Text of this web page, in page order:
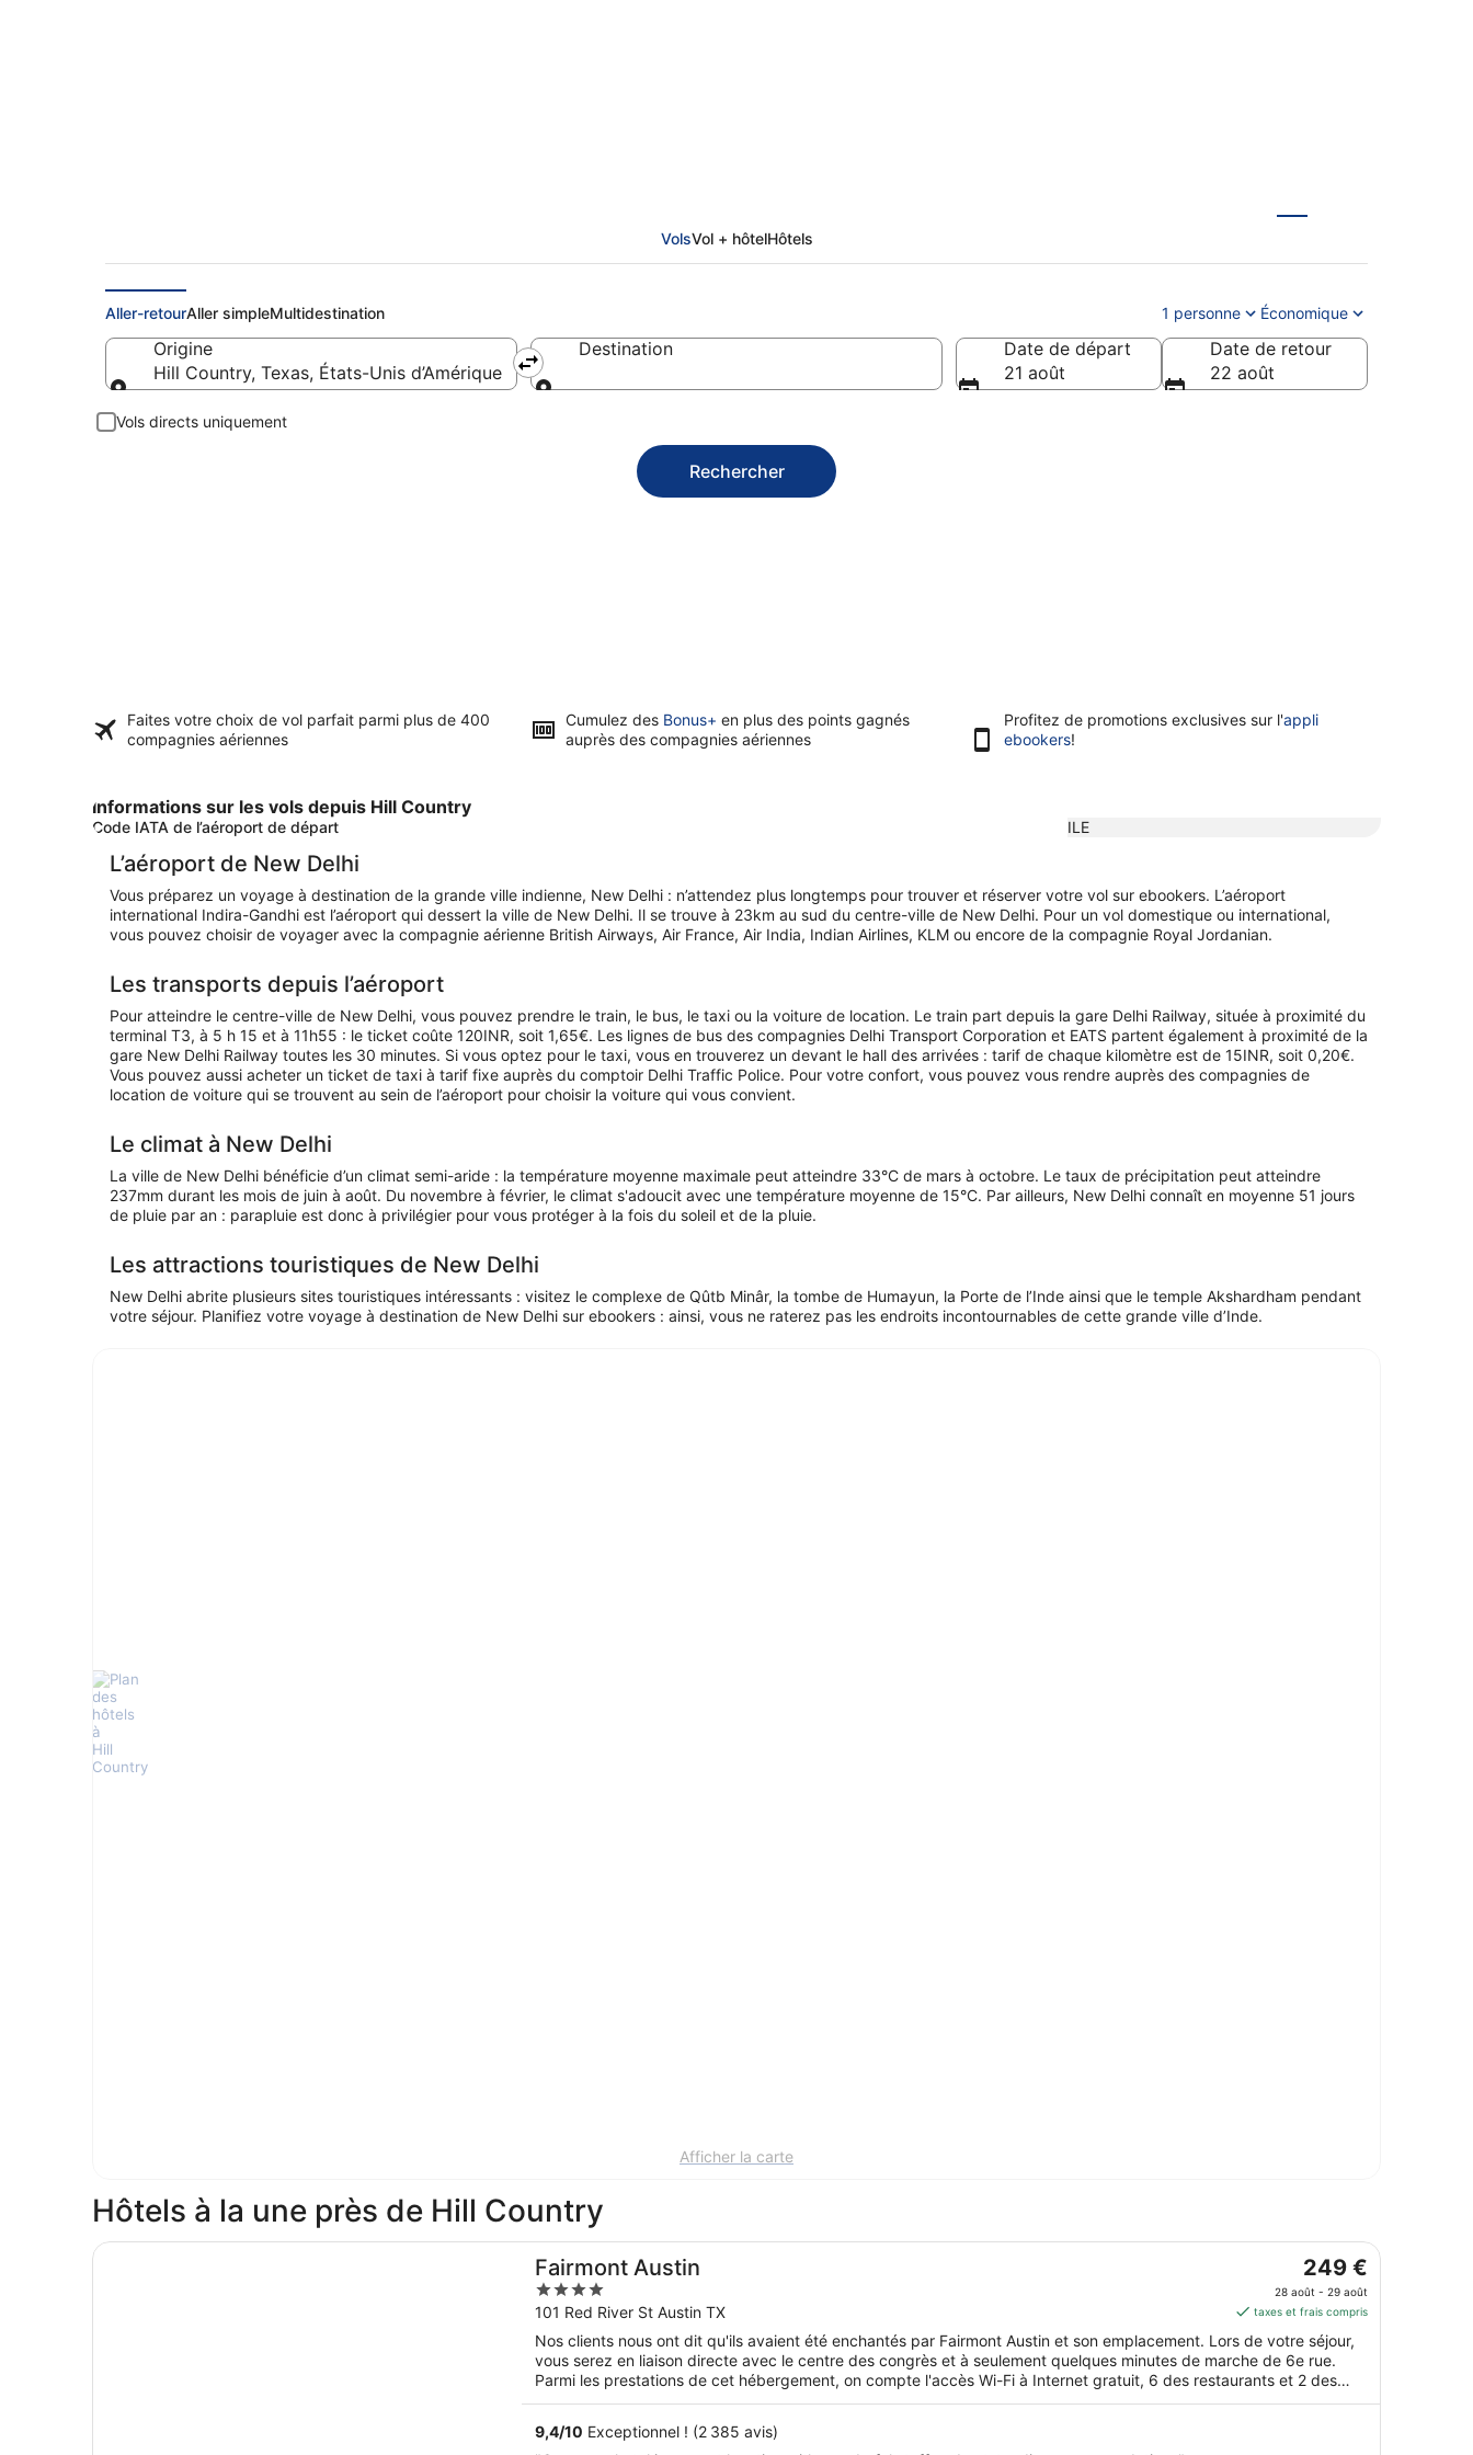
VolsVol + hôtelHôtels
Aller-retourAller simpleMultidestination 1 personne Économique
Origine
Hill Country, Texas, États-Unis d’Amérique
Destination
Date de départ
21 août
Date de retour
22 août
Vols directs uniquement
Rechercher
Faites votre choix de vol parfait parmi plus de 400
compagnies aériennes
Cumulez des Bonus+ en plus des points gagnés
auprès des compagnies aériennes
Profitez de promotions exclusives sur l'appli
ebookers!
Informations sur les vols depuis Hill Country
Code IATA de l’aéroport de départ ILE
L’aéroport de New Delhi
Vous préparez un voyage à destination de la grande ville indienne, New Delhi : n’attendez plus longtemps pour trouver et réserver votre vol sur ebookers. L’aéroport
international Indira-Gandhi est l’aéroport qui dessert la ville de New Delhi. Il se trouve à 23km au sud du centre-ville de New Delhi. Pour un vol domestique ou international,
vous pouvez choisir de voyager avec la compagnie aérienne British Airways, Air France, Air India, Indian Airlines, KLM ou encore de la compagnie Royal Jordanian.
Les transports depuis l’aéroport
Pour atteindre le centre-ville de New Delhi, vous pouvez prendre le train, le bus, le taxi ou la voiture de location. Le train part depuis la gare Delhi Railway, située à proximité du
terminal T3, à 5 h 15 et à 11h55 : le ticket coûte 120INR, soit 1,65€. Les lignes de bus des compagnies Delhi Transport Corporation et EATS partent également à proximité de la
gare New Delhi Railway toutes les 30 minutes. Si vous optez pour le taxi, vous en trouverez un devant le hall des arrivées : tarif de chaque kilomètre est de 15INR, soit 0,20€.
Vous pouvez aussi acheter un ticket de taxi à tarif fixe auprès du comptoir Delhi Traffic Police. Pour votre confort, vous pouvez vous rendre auprès des compagnies de
location de voiture qui se trouvent au sein de l’aéroport pour choisir la voiture qui vous convient.
Le climat à New Delhi
La ville de New Delhi bénéficie d’un climat semi-aride : la température moyenne maximale peut atteindre 33°C de mars à octobre. Le taux de précipitation peut atteindre
237mm durant les mois de juin à août. Du novembre à février, le climat s'adoucit avec une température moyenne de 15°C. Par ailleurs, New Delhi connaît en moyenne 51 jours
de pluie par an : parapluie est donc à privilégier pour vous protéger à la fois du soleil et de la pluie.
Les attractions touristiques de New Delhi
New Delhi abrite plusieurs sites touristiques intéressants : visitez le complexe de Qûtb Minâr, la tombe de Humayun, la Porte de l’Inde ainsi que le temple Akshardham pendant
votre séjour. Planifiez votre voyage à destination de New Delhi sur ebookers : ainsi, vous ne raterez pas les endroits incontournables de cette grande ville d’Inde.
Afficher la carte
Hôtels à la une près de Hill Country
Fairmont Austin
4
out
of
5
101 Red River St Austin TX
Le
prix
est
de 249 €
par
nuit
249 €
28 août - 29 août
taxes et frais compris
Nos clients nous ont dit qu'ils avaient été enchantés par Fairmont Austin et son emplacement. Lors de votre séjour,
vous serez en liaison directe avec le centre des congrès et à seulement quelques minutes de marche de 6e rue.
Parmi les prestations de cet hébergement, on compte l'accès Wi-Fi à Internet gratuit, 6 des restaurants et 2 des
bars. Cet hébergement propose des services et équipements pour chouchouter les boules de tous poils, notamment
9,4/10 Exceptionnel ! (2 385 avis)
S’ouvre dans une nouvelle fenêtre
Fairmont Austin